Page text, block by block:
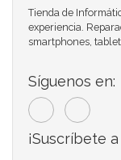
Tienda de
experiencia.
smartphones,
Síguenos en:
¡Suscríbete